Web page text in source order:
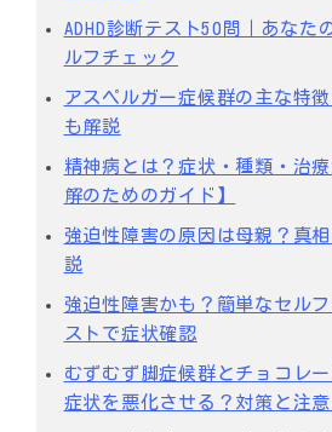
ADHD診断テスト50問｜あなた
ルフチェック
アスペルガー症候群の主な特
も解説
精神病とは？症状・種類・治
解のためのガイド】
強迫性障害の原因は母親？真
説
強迫性障害かも？簡単なセル
ストで症状確認
むずむず脚症候群とチョコレ
症状を悪化させる？対策と注意